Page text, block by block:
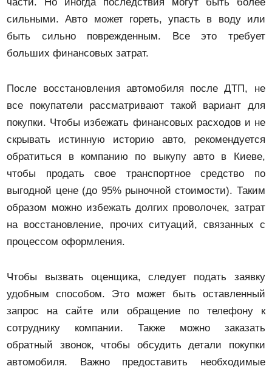
сильными. Авто может гореть, упасть в воду или
быть сильно поврежденным. Все это требует
больших финансовых затрат.
После восстановления автомобиля после ДТП, не
все покупатели рассматривают такой вариант для
покупки. Чтобы избежать финансовых расходов и не
скрывать истинную историю авто, рекомендуется
обратиться в компанию по выкупу авто в Киеве,
чтобы продать свое транспортное средство по
выгодной цене (до 95% рыночной стоимости). Таким
образом можно избежать долгих проволочек, затрат
на восстановление, прочих ситуаций, связанных с
процессом оформления.
Чтобы вызвать оценщика, следует подать заявку
удобным способом. Это может быть оставленный
запрос на сайте или обращение по телефону к
сотруднику компании. Также можно заказать
обратный звонок, чтобы обсудить детали покупки
автомобиля. Важно предоставить необходимые